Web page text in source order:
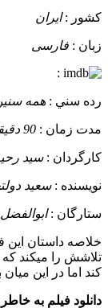
کشور :ایران
زبان : فارسی
:
رده سني : همه
مدت زمان : 90 دقیقه
کارگردان :سید
نويسنده :سعید
ستارگان :
خلاصه داستان
تلاشش را میکند که
کند اما در این
دانلود فیلم به